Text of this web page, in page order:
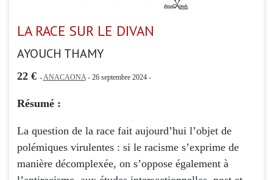
LA RACE SUR LE DIVAN
AYOUCH THAMY
22 € - ANACAONA- 26 septembre 2024 -
Résumé :
La question de la race fait aujourd’hui l’objet de
polémiques virulentes : si le racisme s’exprime de
manière décomplexée, on s’oppose également à